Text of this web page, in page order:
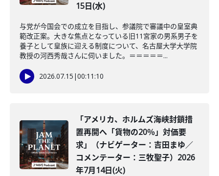
15日(水)
与党が今国会での成立を目指し、参議院で審議中の皇室典
範改正案。大きな焦点となっている旧11宮家の男系男子を
養子として皇族に迎える制度について、名古屋大学大学院
教授の河西秀哉さんに伺いました。＝＝＝＝＝...
2026.07.15 |00:11:10
「アメリカ、ホルムズ海峡封鎖措
置再開へ「貨物の20％」対価要
求」（ナビゲーター：吉田まゆ／
コメンテーター：三牧聖子）2026
年7月14日(火)